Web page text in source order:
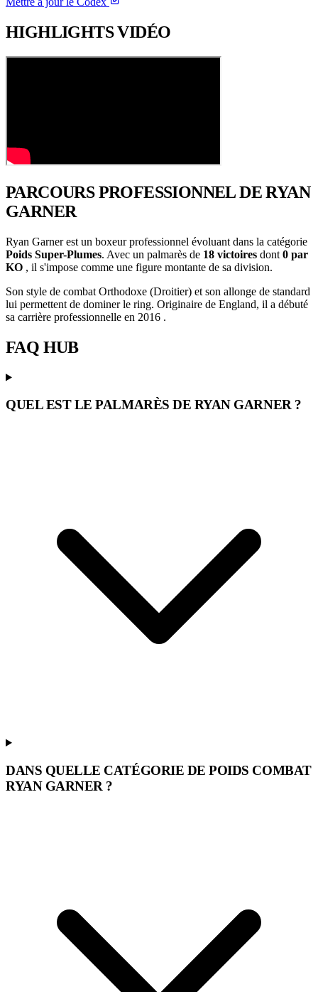
HIGHLIGHTSVIDÉO
PARCOURS PROFESSIONNELDE RYAN
GARNER
Ryan Garner est un boxeur professionnel évoluant dans la catégorie
Poids Super-Plumes. Avec un palmarès de 18 victoires dont 0 par
KO , il s'impose comme une figure montante de sa division.
Son style de combat Orthodoxe (Droitier) et son allonge de standard
lui permettent de dominer le ring. Originaire de England, il a débuté
sa carrière professionnelle en 2016 .
FAQ HUB
QUEL EST LE PALMARÈS DE RYAN GARNER ?
DANS QUELLE CATÉGORIE DE POIDS COMBAT
RYAN GARNER ?